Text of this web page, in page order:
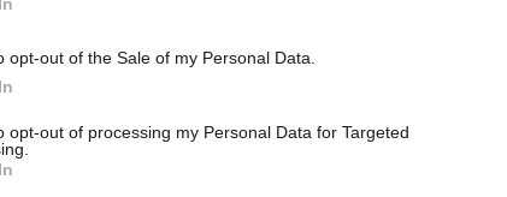
opt-out of the Sale of my Personal Data.
opt-out of processing my Personal Data for Targeted
présenté un diabète gestationnel ou un
grossesse.
les femmes d’origine africaine, asiatique ou
excessive de soif ou de miction, pouvant être